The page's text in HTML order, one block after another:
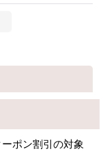
ポン割引の対象